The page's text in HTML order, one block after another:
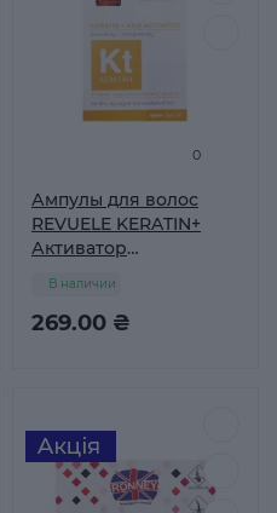
0
Ампулы для волос
REVUELE KERATIN+
Активатор
269.00 ₴
В наличии